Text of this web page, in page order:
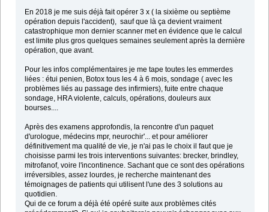
En 2018 je me suis déjà fait opérer 3 x ( la sixième ou septième
opération depuis l'accident), sauf que là ça devient vraiment
catastrophique mon dernier scanner met en évidence que le calcul
est limite plus gros quelques semaines seulement après la dernière
opération, que avant.
Pour les infos complémentaires je me tape toutes les emmerdes
liées : étui penien, Botox tous les 4 à 6 mois, sondage ( avec les
problèmes liés au passage des infirmiers), fuite entre chaque
sondage, HRA violente, calculs, opérations, douleurs aux
bourses....
Après des examens approfondis, la rencontre d'un paquet
d'urologue, médecins mpr, neurochir'... et pour améliorer
définitivement ma qualité de vie, je n'ai pas le choix il faut que je
choisisse parmi les trois interventions suivantes: brecker, brindley,
mitrofanof, voire l'incontinence. Sachant que ce sont des opérations
irréversibles, assez lourdes, je recherche maintenant des
témoignages de patients qui utilisent l'une des 3 solutions au
quotidien.
Qui de ce forum a déjà été opéré suite aux problèmes cités